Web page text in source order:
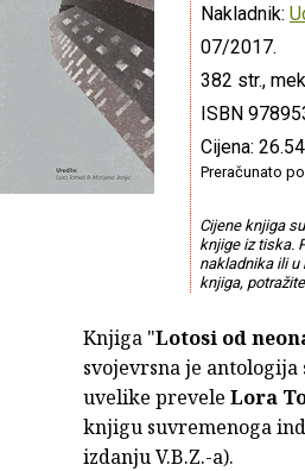
Nakladnik:
07/2017.
382 str.,
ISBN
Cijena:
Preračunato
Cijene knjiga
knjige iz tiska.
nakladnika ili u
knjiga,
Knjiga "Lotosi od
svojevrsna je
uvelike prevele Lora
knjigu suvremenoga
izdanju V.B.Z.-a).